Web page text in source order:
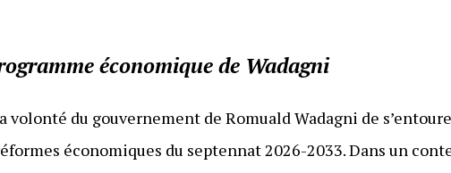
économique de Wadagni
du gouvernement de Romuald Wadagni de
économiques du septennat 2026-2033. Dans un